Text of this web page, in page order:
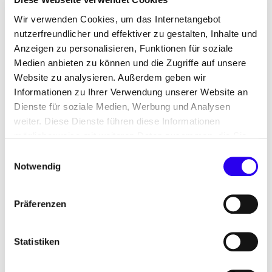
Wir verwenden Cookies, um das Internetangebot
nutzerfreundlicher und effektiver zu gestalten, Inhalte und
Anzeigen zu personalisieren, Funktionen für soziale
Medien anbieten zu können und die Zugriffe auf unsere
Website zu analysieren. Außerdem geben wir
Informationen zu Ihrer Verwendung unserer Website an
Dienste für soziale Medien, Werbung und Analysen
weiter. Diese Dienste führen diese Informationen
Nutzung der Dienste gesammelt haben.
Notwendig
Präferenzen
Statistiken
Berlin
Seit ihrer Gründung im Jahr 2000 hat die dena
ihren Hauptsitz in Berlin-Mitte – direkt im Zentrum
des politischen Geschehens. Seit den 2020er-
im Süden Berlins vertreten – zusammen mit
innovativen Unternehmen und Institutionen für
für große Projekte: Im Future Energy Lab, in Berlin-
Tiergarten, kommen Start-ups, Energiewirtschaft